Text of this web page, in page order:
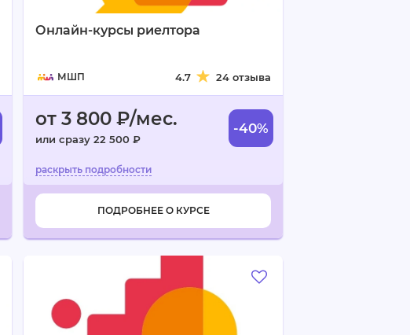
Онлайн-курсы риелтора
МШП 4.7 24 отзыва
от 3 800 ₽/мес.
или сразу 22 500 ₽
-40%
ПОДРОБНЕЕ О КУРСЕ